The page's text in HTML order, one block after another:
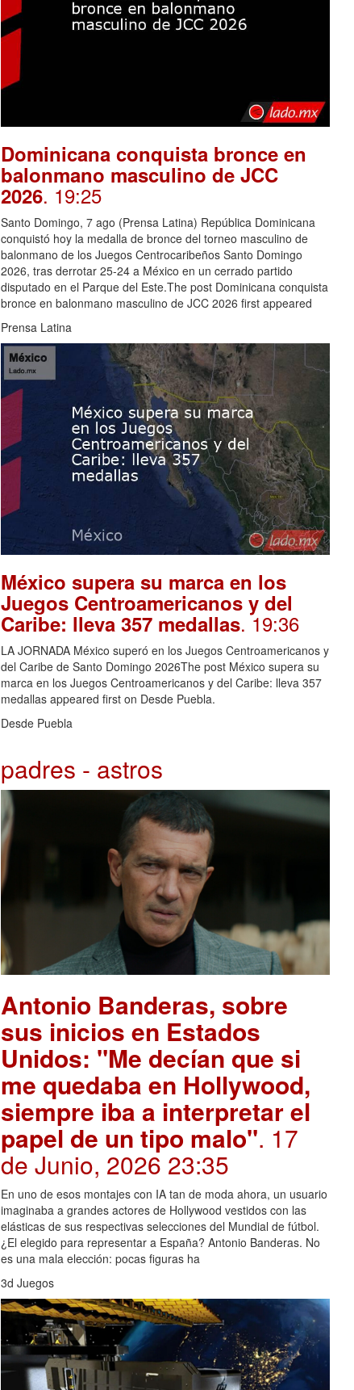
Dominicana conquista bronce en
balonmano masculino de JCC
2026. 19:25
Santo Domingo, 7 ago (Prensa Latina) República Dominicana
conquistó hoy la medalla de bronce del torneo masculino de
balonmano de los Juegos Centrocaribeños Santo Domingo
2026, tras derrotar 25-24 a México en un cerrado partido
disputado en el Parque del Este.The post Dominicana conquista
bronce en balonmano masculino de JCC 2026 first appeared
Prensa Latina
México supera su marca en los
Juegos Centroamericanos y del
Caribe: lleva 357 medallas. 19:36
LA JORNADA México superó en los Juegos Centroamericanos y
del Caribe de Santo Domingo 2026The post México supera su
marca en los Juegos Centroamericanos y del Caribe: lleva 357
medallas appeared first on Desde Puebla.
Desde Puebla
padres - astros
Antonio Banderas, sobre
sus inicios en Estados
Unidos: "Me decían que si
me quedaba en Hollywood,
siempre iba a interpretar el
papel de un tipo malo". 17
de Junio, 2026 23:35
En uno de esos montajes con IA tan de moda ahora, un usuario
imaginaba a grandes actores de Hollywood vestidos con las
elásticas de sus respectivas selecciones del Mundial de fútbol.
¿El elegido para representar a España? Antonio Banderas. No
es una mala elección: pocas figuras ha
3d Juegos